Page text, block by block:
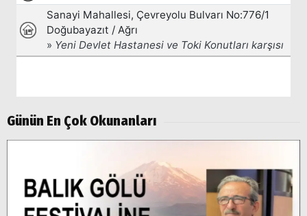
Günün En Çok Okunanları